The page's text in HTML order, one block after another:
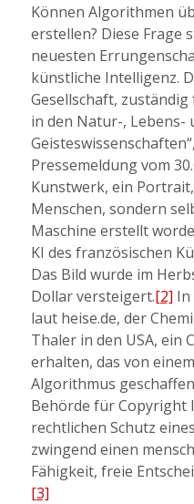
Können Algorithmen
erstellen? Diese Frage
neuesten
künstliche Intelligenz.
Gesellschaft,
in den Natur-, Lebens-
Pressemeldung vom
Kunstwerk, ein
Menschen, sondern
Maschine erstellt
KI des französischen
Das Bild wurde im
Dollar versteigert.[2] In
laut heise.de, der
Thaler in den USA, ein
erhalten, das von
Algorithmus
Behörde für Copyright
rechtlichen Schutz
zwingend einen
Fähigkeit, freie
[3]